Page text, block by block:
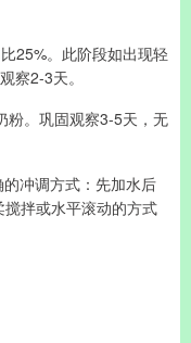
25%。此阶段如出现轻
察2-3天。
粉。巩固观察3-5天，无
冲调方式：先加水后
拌或水平滚动的方式